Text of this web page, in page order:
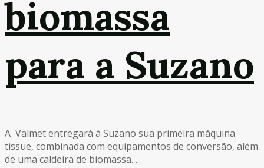
biomassa
para a Suzano
A Valmet entregará à Suzano sua primeira máquina
tissue, combinada com equipamentos de conversão, além
de uma caldeira de biomassa. ...